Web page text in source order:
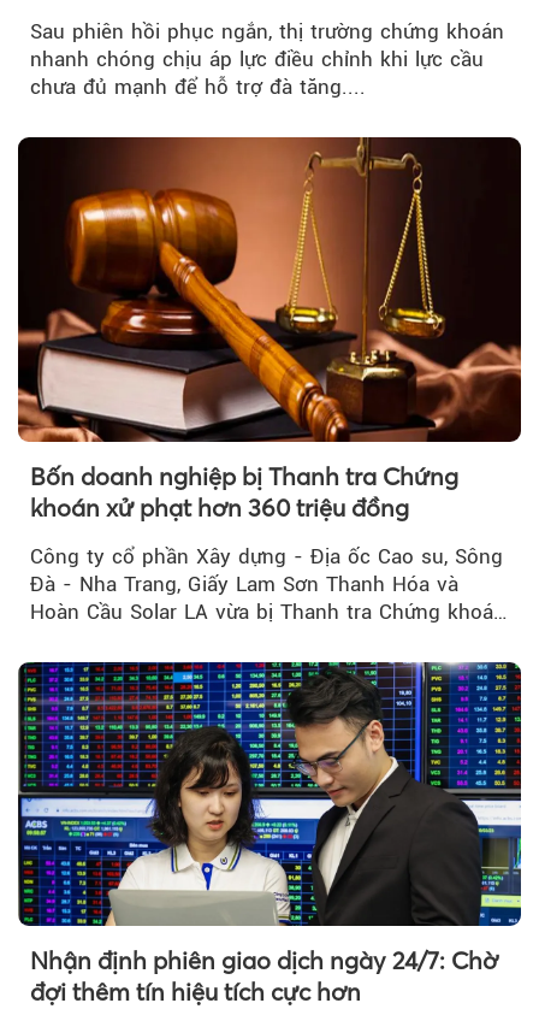
Sau phiên hồi phục ngắn, thị trường chứng khoán
nhanh chóng chịu áp lực điều chỉnh khi lực cầu
chưa đủ mạnh để hỗ trợ đà tăng....
Bốn doanh nghiệp bị Thanh tra Chứng
khoán xử phạt hơn 360 triệu đồng
Công ty cổ phần Xây dựng - Địa ốc Cao su, Sông
Đà - Nha Trang, Giấy Lam Sơn Thanh Hóa và
Hoàn Cầu Solar LA vừa bị Thanh tra Chứng khoán
do vi phạm quy định về công bố thông tin trên
thị trường chứng khoán.
Nhận định phiên giao dịch ngày 24/7: Chờ
đợi thêm tín hiệu tích cực hơn